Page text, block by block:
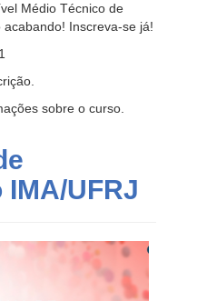
Médio Técnico de
Inscreva-se já!
sobre o curso.
UFRJ